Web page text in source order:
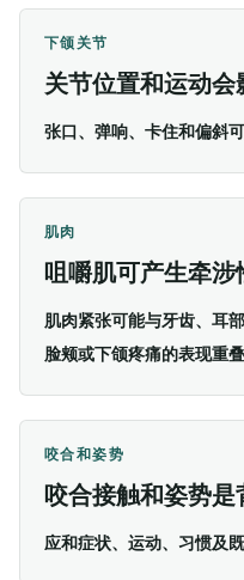
下颌关节
关节位置和运动会
张口、弹响、卡住和偏斜
肌肉
咀嚼肌可产生牵涉
肌肉紧张可能与牙齿、耳部
脸颊或下颌疼痛的表现重叠
咬合和姿势
咬合接触和姿势是
应和症状、运动、习惯及